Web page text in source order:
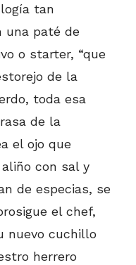
tan
una paté de
o starter, “que
de la
toda esa
de la
el ojo que
con sal y
de especias, se
el chef,
nuevo cuchillo
herrero